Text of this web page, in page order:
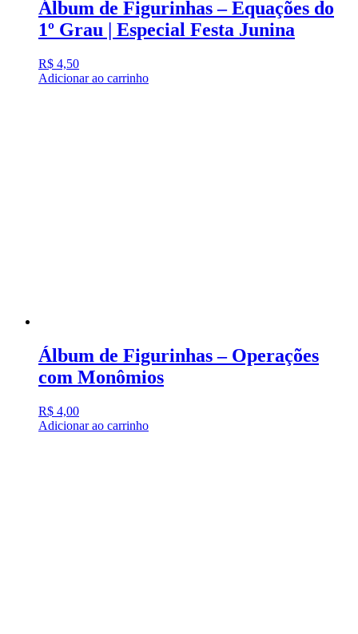
Álbum de Figurinhas – Equações do
1º Grau | Especial Festa Junina
R$ 4,50
Adicionar ao carrinho
Álbum de Figurinhas – Operações
com Monômios
R$ 4,00
Adicionar ao carrinho